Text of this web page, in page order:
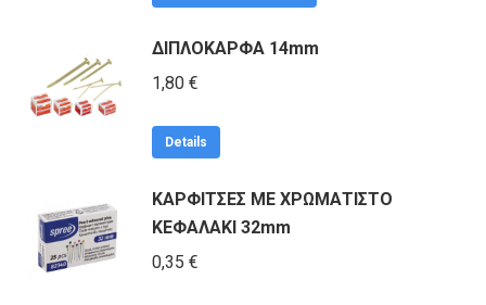
ΔΙΠΛΟΚΑΡΦΑ 14mm
1,80 €
Details
ΚΑΡΦΙΤΣΕΣ ΜΕ ΧΡΩΜΑΤΙΣΤΟ
ΚΕΦΑΛΑΚΙ 32mm
0,35 €